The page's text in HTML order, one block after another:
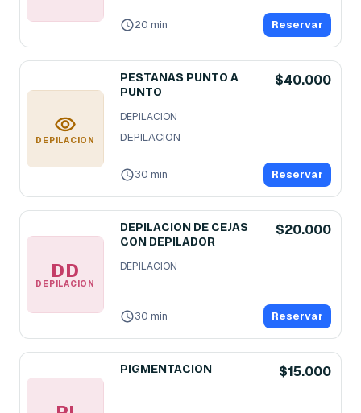
20 min Reservar
DEPILACION
PESTANAS PUNTO A
PUNTO
$40.000
DEPILACION
DEPILACION
30 min Reservar
DD
DEPILACION
DEPILACION DE CEJAS
CON DEPILADOR
$20.000
DEPILACION
30 min Reservar
PIGMENTACION $15.000